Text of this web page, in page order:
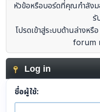
หัวข้อหรือบอร์ดที่คุณกำลังม
รั
โปรดเข้าสู่ระบบด้านล่างหรือ
forum
Log in
ชื่อผู้ใช้: